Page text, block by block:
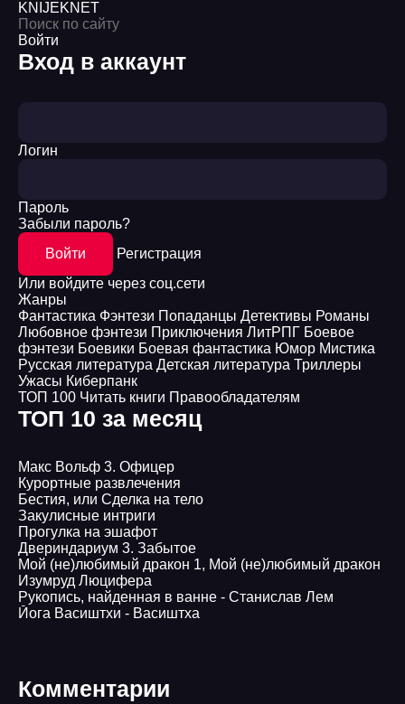
KNIJEKNET
Войти
Вход в аккаунт
Логин
Пароль
Забыли пароль?
Войти
Регистрация
Или войдите через соц.сети
Жанры
Фантастика Фэнтези Попаданцы Детективы Романы
Любовное фэнтези Приключения ЛитРПГ Боевое
фэнтези Боевики Боевая фантастика Юмор Мистика
Русская литература Детская литература Триллеры
Ужасы Киберпанк
ТОП 100 Читать книги Правообладателям
ТОП 10 за месяц
Макс Вольф 3. Офицер
Курортные развлечения
Бестия, или Сделка на тело
Закулисные интриги
Прогулка на эшафот
Двериндариум 3. Забытое
Мой (не)любимый дракон 1, Мой (не)любимый дракон
Изумруд Люцифера
Рукопись, найденная в ванне - Станислав Лем
Йога Васиштхи - Васиштха
Комментарии